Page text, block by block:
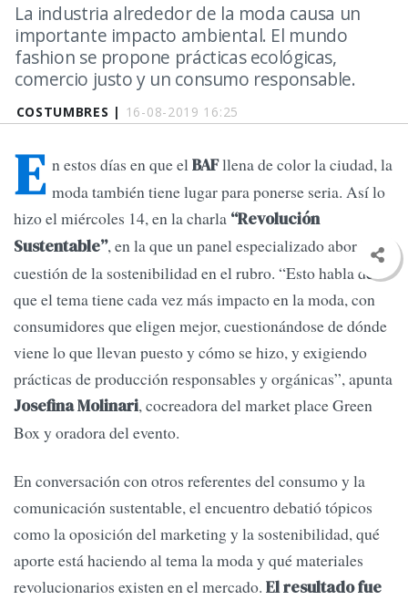
COSTUMBRES | 16-08-2019 16:25
La industria alrededor de la moda causa un
importante impacto ambiental. El mundo
fashion se propone prácticas ecológicas,
comercio justo y un consumo responsable.
E n estos días en que elBAFllena de color la ciudad, la
moda también tiene lugar para ponerse seria. Así lo
hizo el miércoles 14, en la charla “Revolución
Sustentable”, en la que un panel especializado abordó la
cuestión de la sostenibilidad en el rubro. “Esto habla de
que el tema tiene cada vez más impacto en la moda, con
consumidores que eligen mejor, cuestionándose de dónde
viene lo que llevan puesto y cómo se hizo, y exigiendo
prácticas de producción responsables y orgánicas”, apunta
Josefina Molinari, cocreadora del market place Green
Box y oradora del evento.
En conversación con otros referentes del consumo y la
comunicación sustentable, el encuentro debatió tópicos
como la oposición del marketing y la sostenibilidad, qué
aporte está haciendo al tema la moda y qué materiales
revolucionarios existen en el mercado. El resultado fue